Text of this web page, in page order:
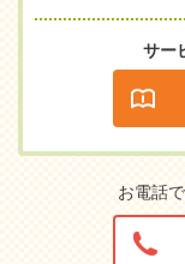
サー
お電話